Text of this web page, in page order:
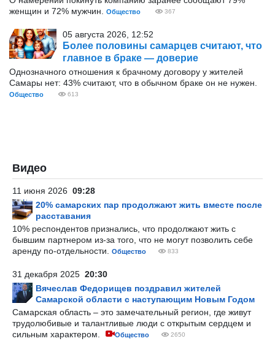
женщин и 72% мужчин.
Общество 367
05 августа 2026, 12:52
Более половины самарцев считают, что
главное в браке — доверие
Однозначного отношения к брачному договору у жителей
Самары нет: 43% считают, что в обычном браке он не нужен.
Общество 613
Видео
11 июня 2026 09:28
20% самарских пар продолжают жить вместе после
расставания
10% респондентов признались, что продолжают жить с
бывшим партнером из-за того, что не могут позволить себе
аренду по-отдельности.
Общество 833
31 декабря 2025 20:30
Вячеслав Федорищев поздравил жителей
Самарской области с наступающим Новым Годом
Самарская область – это замечательный регион, где живут
трудолюбивые и талантливые люди с открытым сердцем и
сильным характером.
Общество 2650